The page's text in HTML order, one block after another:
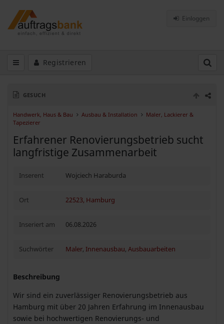
Einloggen
Registrieren
GESUCH
Handwerk, Haus & Bau Ausbau & Installation
Maler, Lackierer &
Tapezierer
Erfahrener Renovierungsbetrieb sucht
langfristige Zusammenarbeit
Inserent Wojciech Haraburda
Ort 22523, Hamburg
Inseriert am 06.08.2026
Suchwörter Maler, Innenausbau, Ausbauarbeiten
Beschreibung
Wir sind ein zuverlässiger Renovierungsbetrieb aus
Hamburg mit über 20 Jahren Erfahrung im Innenausbau
sowie bei hochwertigen Renovierungs- und